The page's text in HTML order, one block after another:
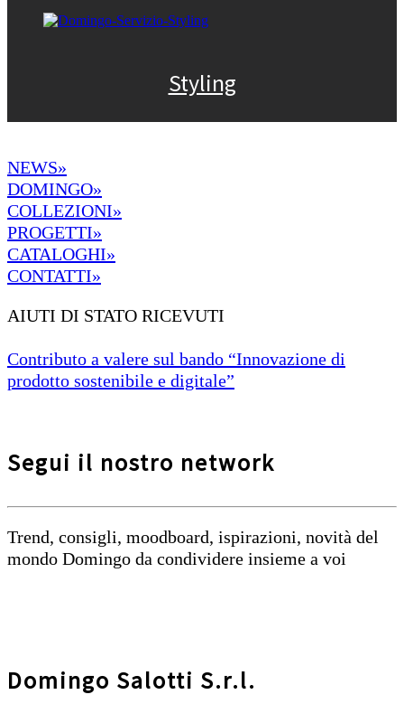
Styling
NEWS»
DOMINGO»
COLLEZIONI»
PROGETTI»
CATALOGHI»
CONTATTI»
AIUTI DI STATO RICEVUTI
Contributo a valere sul bando “Innovazione di
prodotto sostenibile e digitale”
Segui il nostro network
Trend, consigli, moodboard, ispirazioni, novità del
mondo Domingo da condividere insieme a voi
Domingo Salotti S.r.l.